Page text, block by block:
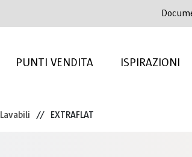
PUNTI VENDITA ISPIRAZIONI
Lavabili // EXTRAFLAT